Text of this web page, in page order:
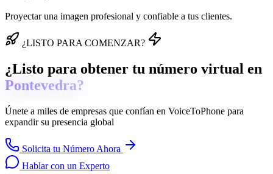
Proyectar una imagen profesional y confiable a tus clientes.
¿LISTO PARA COMENZAR?
¿Listo para obtener tu número virtual en
Pontevedra?
Únete a miles de empresas que confían en VoiceToPhone para
expandir su presencia global
Solicita tu Número Ahora
Hablar con un Experto